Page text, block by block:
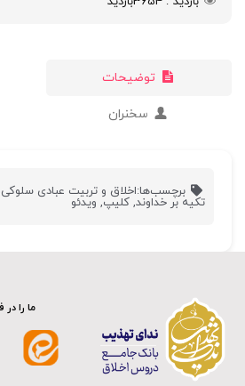
توضیحات
سخنران
برچسب‌ها:اخلاق و تربیت عبادی سلوکی
تکیه بر خداوند, کلیپ, ویدئو
ما را